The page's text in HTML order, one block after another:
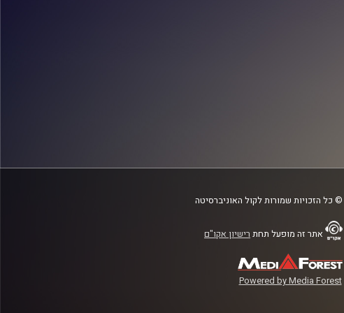
© כל הזכויות שמורות לקול האוניברסיטה
אתר זה מופעל תחת רישיון אקו"ם
Powered by Media Forest